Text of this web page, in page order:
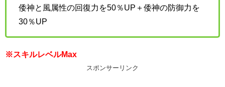
倭神と風属性の回復力を50％UP＋倭神の防御力を
30％UP
※スキルレベルMax
スポンサーリンク